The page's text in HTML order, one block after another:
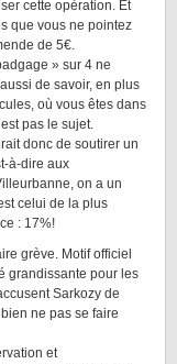
cette opération. Et
que vous ne pointez
de 5€.
» sur 4 ne
de savoir, en plus
où vous êtes dans
pas le sujet.
donc de soutirer un
à-dire aux
on a un
celui de la plus
: 17%!
grève. Motif officiel
grandissante pour les
Sarkozy de
ne pas se faire
et